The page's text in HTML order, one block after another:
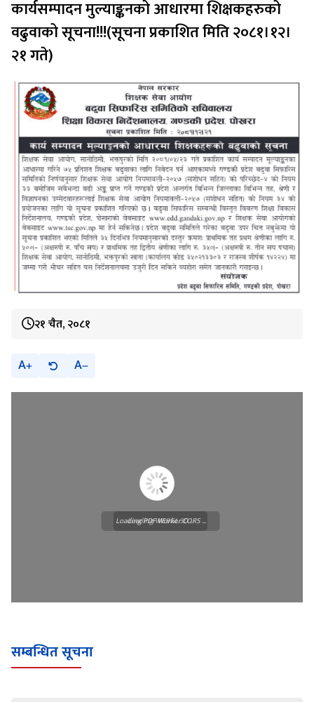
कार्यसम्पादन मुल्याङ्कनको आधारमा शिक्षकहरुको
वढुवाको सूचना!!!(सूचना प्रकाशित मिति २०८१।१२।
२१ गते)
२१ चैत, २०८१
A A
Loading WEBGL 3D ...
Loading PDF Worker CORS ...
सम्बन्धित सूचना